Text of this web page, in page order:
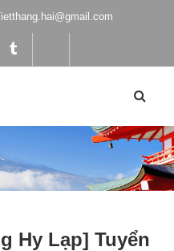
Hy Lạp] Tuyển